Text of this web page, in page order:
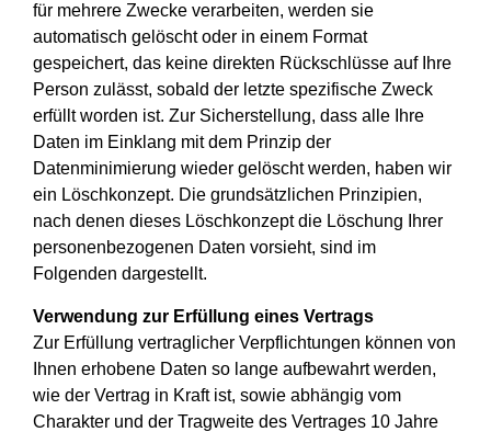
für mehrere Zwecke verarbeiten, werden sie
automatisch gelöscht oder in einem Format
gespeichert, das keine direkten Rückschlüsse auf Ihre
Person zulässt, sobald der letzte spezifische Zweck
erfüllt worden ist. Zur Sicherstellung, dass alle Ihre
Daten im Einklang mit dem Prinzip der
Datenminimierung wieder gelöscht werden, haben wir
ein Löschkonzept. Die grundsätzlichen Prinzipien,
nach denen dieses Löschkonzept die Löschung Ihrer
personenbezogenen Daten vorsieht, sind im
Folgenden dargestellt.
Verwendung zur Erfüllung eines Vertrags
Zur Erfüllung vertraglicher Verpflichtungen können von
Ihnen erhobene Daten so lange aufbewahrt werden,
wie der Vertrag in Kraft ist, sowie abhängig vom
Charakter und der Tragweite des Vertrages 10 Jahre